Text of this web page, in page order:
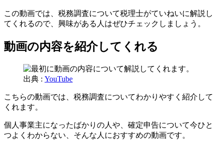
この動画では、税務調査について税理士がていねいに解説し
てくれるので、興味がある人はぜひチェックしましょう。
動画の内容を紹介してくれる
出典 : YouTube
こちらの動画では、税務調査についてわかりやすく紹介して
くれます。
個人事業主になったばかりの人や、確定申告について今ひと
つよくわからない、そんな人におすすめの動画です。